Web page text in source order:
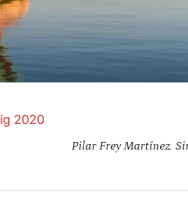
2020
Pilar Frey Martínez.